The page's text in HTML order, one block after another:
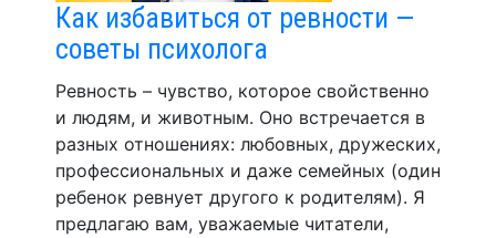
Как избавиться от ревности —
советы психолога
Ревность – чувство, которое свойственно
и людям, и животным. Оно встречается в
разных отношениях: любовных, дружеских,
профессиональных и даже семейных (один
ребенок ревнует другого к родителям). Я
предлагаю вам, уважаемые читатели,